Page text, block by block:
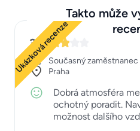
Takto může
Ukázková recenze
3
Současný zaměstnanec
Praha
Dobrá atmosféra
ochotný poradit.
možnost dalšího